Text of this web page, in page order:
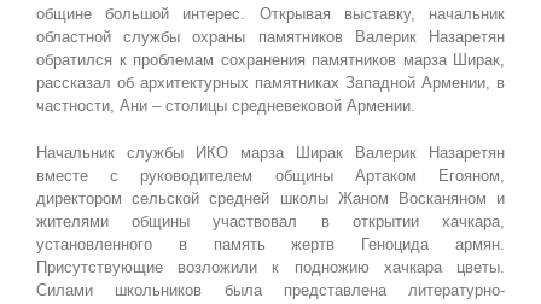
общине большой интерес. Открывая выставку, начальник
областной службы охраны памятников Валерик Назаретян
обратился к проблемам сохранения памятников марза Ширак,
рассказал об архитектурных памятниках Западной Армении, в
частности, Ани – столицы средневековой Армении.
Начальник службы ИКО марза Ширак Валерик Назаретян
вместе с руководителем общины Артаком Егояном,
директором сельской средней школы Жаном Восканяном и
жителями общины участвовал в открытии хачкара,
установленного в память жертв Геноцида армян.
Присутствующие возложили к подножию хачкара цветы.
Силами школьников была представлена литературно-